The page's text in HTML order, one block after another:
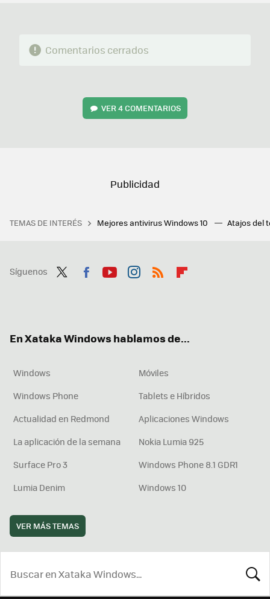
Comentarios cerrados
VER4 COMENTARIOS
TEMAS DE INTERÉS Mejores antivirus Windows 10 Atajos del
Síguenos
En Xataka Windows hablamos de...
Windows
Móviles
Windows Phone
Tablets e Híbridos
Actualidad en Redmond
Aplicaciones Windows
La aplicación de la semana
Nokia Lumia 925
Surface Pro 3
Windows Phone 8.1 GDR1
Lumia Denim
Windows 10
VER MÁS TEMAS